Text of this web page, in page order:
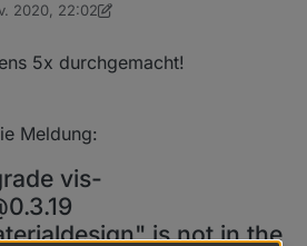
neu.
2020, 22:02
-cs-
5x durchgemacht!
Meldung:
vis-
is not in the